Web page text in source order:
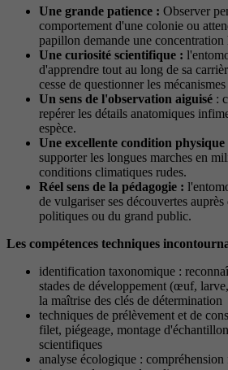
Une grande patience : Observer
comportement d'une colonie ou
papillon demande une concentration
Une curiosité scientifique :
d'apprendre tout au long de sa
cesse de questionner les
Un sens de l'observation aiguisé :
repérer les détails anatomiques
espèce.
Une excellente condition physique
supporter les longues marches en
conditions climatiques rudes.
Réel sens de la pédagogie :
de vulgariser ses découvertes
politiques ou du grand public.
Les compétences techniques
identification taxonomique :
stades de développement (œuf,
la maîtrise des clés de détermination
techniques de prélèvement et de
filet, piégeage, montage
scientifiques
analyse écologique :